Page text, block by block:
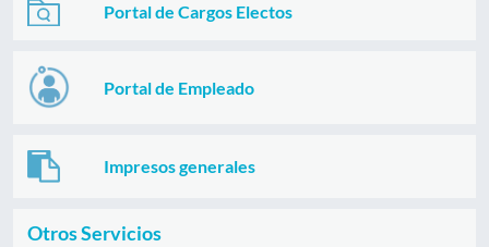
Portal de Cargos Electos
Portal de Empleado
Impresos generales
Otros Servicios